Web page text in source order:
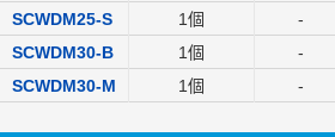
SCWDM25-S
1個 -
SCWDM30-B
1個 -
SCWDM30-M
1個 -